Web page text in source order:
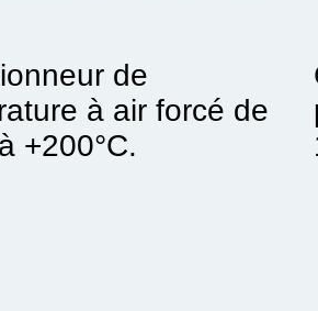
de
à air forcé de
+200°C.